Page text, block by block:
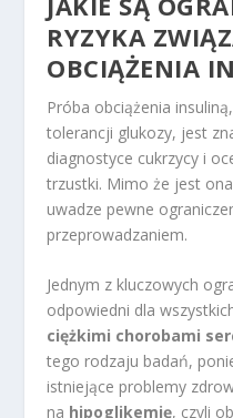
RYZYKA
OBCIĄŻENIA
Próba obciążenia
tolerancji glukozy, jest
diagnostyce cukrzycy i
trzustki. Mimo że jest
uwadze pewne
przeprowadzaniem.
Jednym z kluczowych
odpowiedni dla
ciężkimi chorobami
tego rodzaju badań,
istniejące problemy
na hipoglikemię, czyli